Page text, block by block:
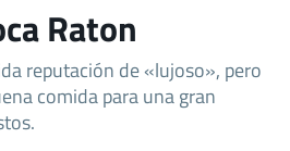
Raton
reputación de «lujoso», pero
comida para una gran